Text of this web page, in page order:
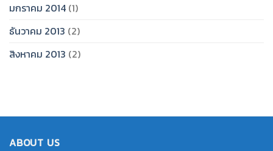
มกราคม 2014 (1)
ธันวาคม 2013 (2)
สิงหาคม 2013 (2)
ABOUT US